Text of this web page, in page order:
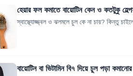
হেয়ার ফল কমাতে বায়োটিন কেন ও কতটুকু
স্বাস্থ্যোজ্জ্বল ও ঝলমলে চুল কে না চায়? কিন্তু
বায়োটিন বা ভিটামিন বি৭ দিয়ে চুল পড়া কমানোর